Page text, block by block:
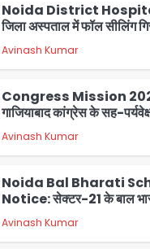
Noida District
जिला अस्पताल में फॉल सीलिंग
OT गैलरी में बड़ा हादसा टला;
पर उठे सवाल
Avinash Kumar
Congress Mission
गाजियाबाद कांग्रेस के सह-
सतेन्द्र शर्मा, गौतमबुद्धनगर नेताओं
आभार
Avinash Kumar
Noida Bal Bharati
Notice: सेक्टर-21 के बाल
बिना खिड़की-वेंटिलेशन बेसमेंट में
8वीं की क्लास, NCPCR की
Avinash Kumar